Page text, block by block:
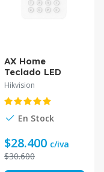
AX Home
Teclado LED
Inalambrico DS-
Hikvision
Hikvision
En Stock
$28.400 c/iva
$30.600